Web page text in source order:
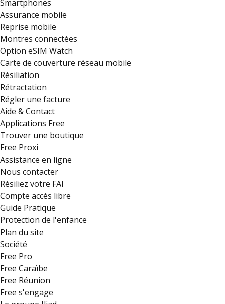
Smartphones
Assurance mobile
Reprise mobile
Montres connectées
Option eSIM Watch
Carte de couverture réseau mobile
Résiliation
Rétractation
Régler une facture
Aide & Contact
Applications Free
Trouver une boutique
Free Proxi
Assistance en ligne
Nous contacter
Résiliez votre FAI
Compte accès libre
Guide Pratique
Protection de l'enfance
Plan du site
Société
Free Pro
Free Caraïbe
Free Réunion
Free s'engage